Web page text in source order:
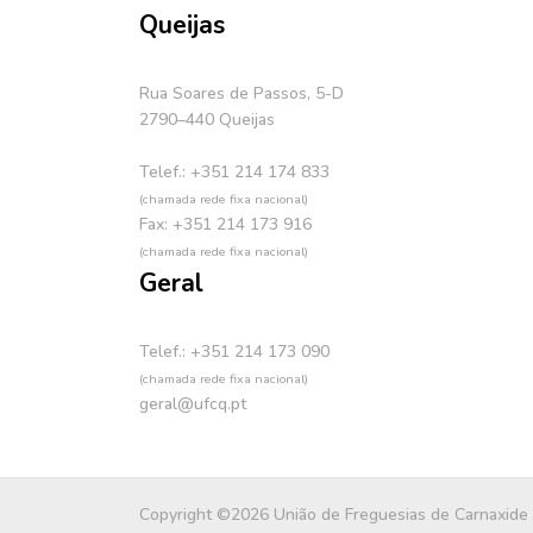
Queijas
Rua Soares de Passos, 5-D
2790–440 Queijas
Telef.: +351 214 174 833
(chamada rede fixa nacional)
Fax: +351 214 173 916
(chamada rede fixa nacional)
Geral
Telef.: +351 214 173 090
(chamada rede fixa nacional)
geral@ufcq.pt
Copyright ©2026 União de Freguesias de